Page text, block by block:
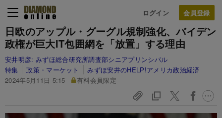
ログイン
日欧のアップル・グーグル規制強化、バイデン
政権が巨大IT包囲網を「放置」する理由
安井明彦: みずほ総合研究所調査部シニアプリンシパル
特集
政策・マーケット
みずほ安井のHELP!アメリカ政治経済
2024年5月11日 5:15
有料会員限定